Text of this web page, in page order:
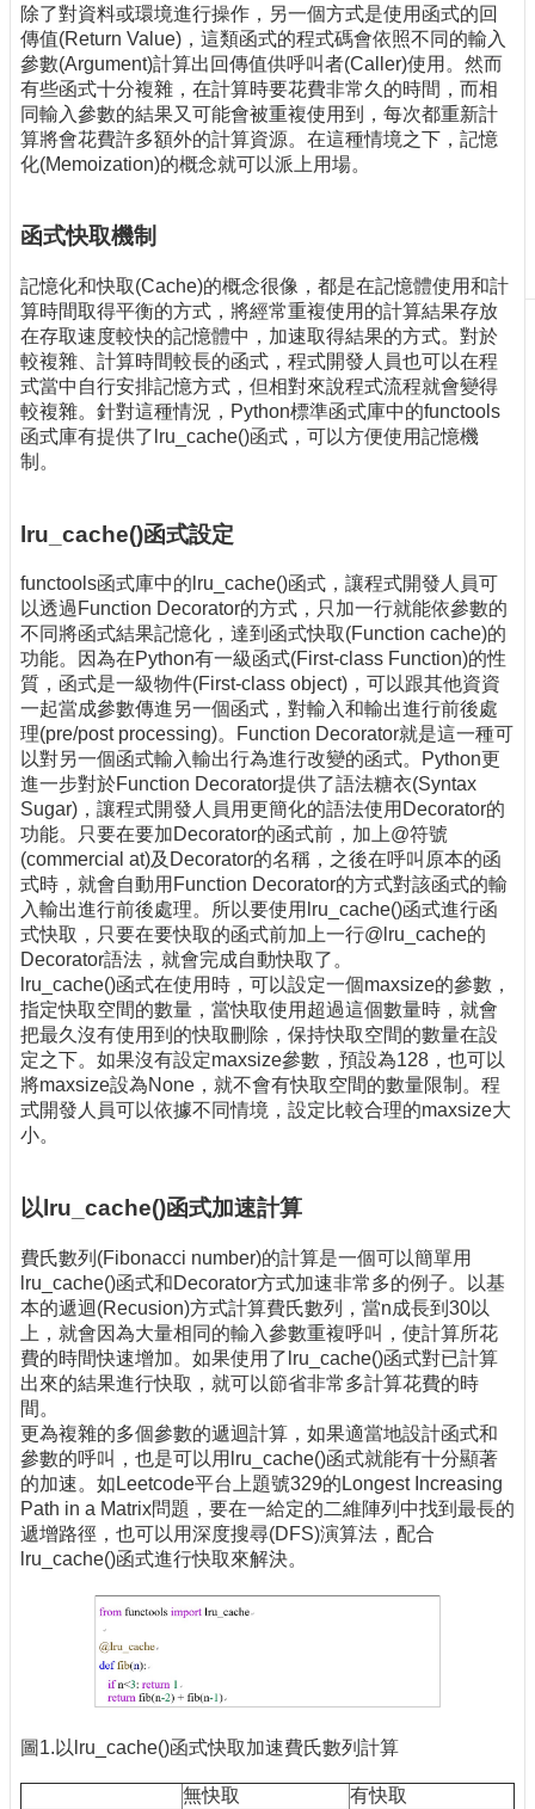
關
於
我
們
出
版
務
服
務
專
題
報
導
論
產
業
專
欄
除了對資料或環境進行操作，另一個方式是使用函式的回
傳值(Return Value)，這類函式的程式碼會依照不同的輸入
參數(Argument)計算出回傳值供呼叫者(Caller)使用。然而
有些函式十分複雜，在計算時要花費非常久的時間，而相
同輸入參數的結果又可能會被重複使用到，每次都重新計
算將會花費許多額外的計算資源。在這種情境之下，記憶
化(Memoization)的概念就可以派上用場。
函式快取機制
記憶化和快取(Cache)的概念很像，都是在記憶體使用和計
算時間取得平衡的方式，將經常重複使用的計算結果存放
在存取速度較快的記憶體中，加速取得結果的方式。對於
較複雜、計算時間較長的函式，程式開發人員也可以在程
式當中自行安排記憶方式，但相對來說程式流程就會變得
較複雜。針對這種情況，Python標準函式庫中的functools
函式庫有提供了lru_cache()函式，可以方便使用記憶機
制。
lru_cache()函式設定
functools函式庫中的lru_cache()函式，讓程式開發人員可
以透過Function Decorator的方式，只加一行就能依參數的
不同將函式結果記憶化，達到函式快取(Function cache)的
功能。因為在Python有一級函式(First-class Function)的性
質，函式是一級物件(First-class object)，可以跟其他資資
一起當成參數傳進另一個函式，對輸入和輸出進行前後處
理(pre/post processing)。Function Decorator就是這一種可
以對另一個函式輸入輸出行為進行改變的函式。Python更
進一步對於Function Decorator提供了語法糖衣(Syntax
Sugar)，讓程式開發人員用更簡化的語法使用Decorator的
功能。只要在要加Decorator的函式前，加上@符號
(commercial at)及Decorator的名稱，之後在呼叫原本的函
式時，就會自動用Function Decorator的方式對該函式的輸
入輸出進行前後處理。所以要使用lru_cache()函式進行函
式快取，只要在要快取的函式前加上一行@lru_cache的
Decorator語法，就會完成自動快取了。
lru_cache()函式在使用時，可以設定一個maxsize的參數，
指定快取空間的數量，當快取使用超過這個數量時，就會
把最久沒有使用到的快取刪除，保持快取空間的數量在設
定之下。如果沒有設定maxsize參數，預設為128，也可以
將maxsize設為None，就不會有快取空間的數量限制。程
式開發人員可以依據不同情境，設定比較合理的maxsize大
小。
以lru_cache()函式加速計算
費氏數列(Fibonacci number)的計算是一個可以簡單用
lru_cache()函式和Decorator方式加速非常多的例子。以基
本的遞迴(Recusion)方式計算費氏數列，當n成長到30以
上，就會因為大量相同的輸入參數重複呼叫，使計算所花
費的時間快速增加。如果使用了lru_cache()函式對已計算
出來的結果進行快取，就可以節省非常多計算花費的時
間。
更為複雜的多個參數的遞迴計算，如果適當地設計函式和
參數的呼叫，也是可以用lru_cache()函式就能有十分顯著
的加速。如Leetcode平台上題號329的Longest Increasing
Path in a Matrix問題，要在一給定的二維陣列中找到最長的
遞增路徑，也可以用深度搜尋(DFS)演算法，配合
lru_cache()函式進行快取來解決。
圖1.以lru_cache()函式快取加速費氏數列計算
無快取
有快取